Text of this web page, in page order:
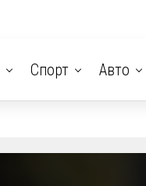
Спорт Авто